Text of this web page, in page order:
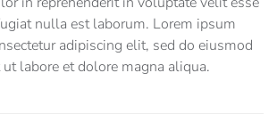
nulla est laborum. Lorem ipsum
adipiscing elit, sed do eiusmod
labore et dolore magna aliqua.